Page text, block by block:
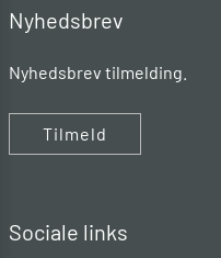
Nyhedsbrev
Nyhedsbrev tilmelding.
Tilmeld
Sociale links